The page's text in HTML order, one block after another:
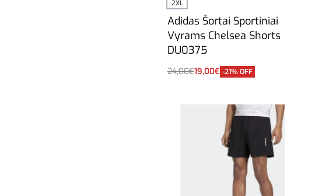
2XL
Adidas Šortai Sportiniai
Vyrams Chelsea Shorts
DU0375
24,00€19,00€ -21% OFF